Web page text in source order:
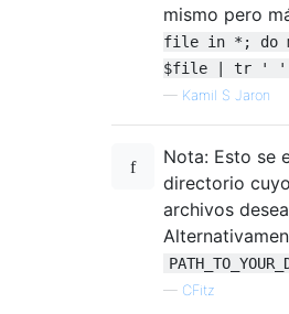
mismo pero
file in *; do
$file | tr ' '
— Kamil S Jaron
Nota: Esto se
directorio
archivos
— CFitz